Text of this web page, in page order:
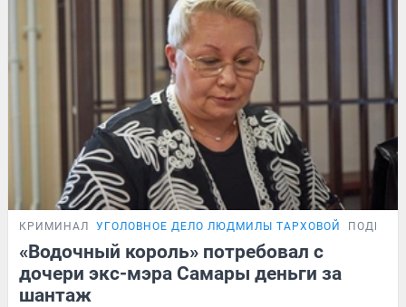
КРИМИНАЛ УГОЛОВНОЕ ДЕЛО ЛЮДМИЛЫ ТАРХОВОЙ
«Водочный король» потребовал с
дочери экс-мэра Самары деньги за
шантаж